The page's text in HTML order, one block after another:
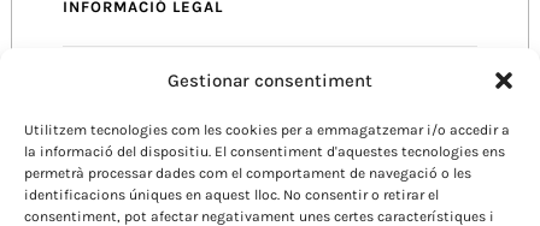
Gestionar consentiment
Utilitzem tecnologies com les cookies per a emmagatzemar i/o accedir a
la informació del dispositiu. El consentiment d'aquestes tecnologies ens
permetrà processar dades com el comportament de navegació o les
identificacions úniques en aquest lloc. No consentir o retirar el
consentiment, pot afectar negativament unes certes característiques i
INFORMACIÓ LEGAL
Política de Privacitat
Política de Cookies
Condicions d’Ús